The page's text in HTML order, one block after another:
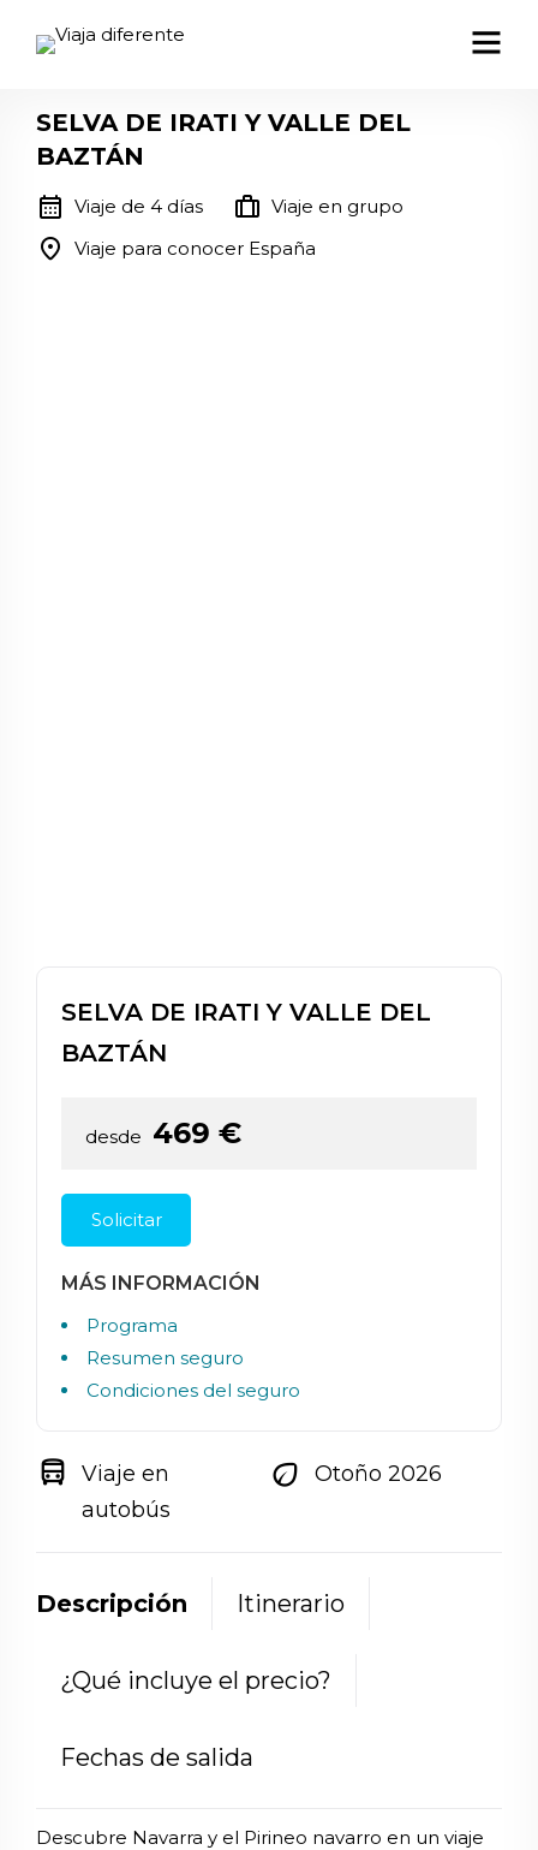
SELVA DE IRATI Y VALLE DEL
BAZTÁN
calendar_month Viaje de 4 días trip Viaje en grupo
location_on Viaje para conocer España
SELVA DE IRATI Y VALLE DEL
BAZTÁN
desde 469 €
Solicitar
MÁS INFORMACIÓN
Programa
Resumen seguro
Condiciones del seguro
directions_bus
Viaje en
autobús
eco Otoño 2026
Descripción Itinerario
¿Qué incluye el precio?
Fechas de salida
Descubre Navarra y el Pirineo navarro en un viaje